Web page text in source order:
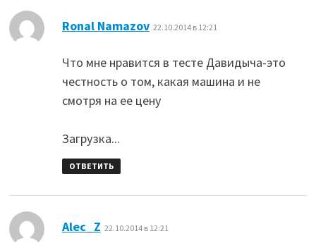
Ronal Namazov: 22.10.2014 в 12:21
Что мне нравится в тесте Давидыча-это
честность о том, какая машина и не
смотря на ее цену
Загрузка...
ОТВЕТИТЬ
Alec_Z 22.10.2014 в 12:21